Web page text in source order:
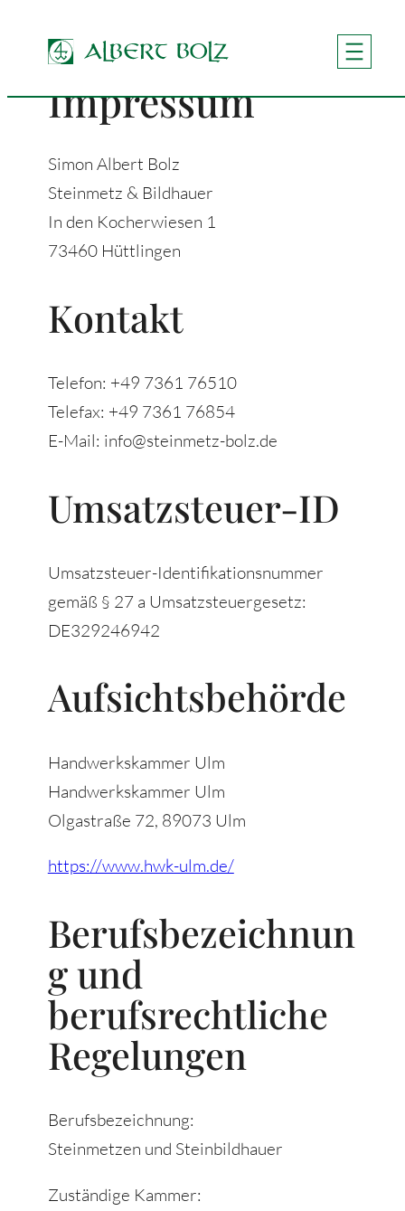
Inhalt
Impressum
Simon Albert Bolz
Steinmetz & Bildhauer
In den Kocherwiesen 1
73460 Hüttlingen
Kontakt
Telefon: +49 7361 76510
Telefax: +49 7361 76854
E-Mail: info@steinmetz-bolz.de
Umsatzsteuer-ID
Umsatzsteuer-Identifikationsnummer
gemäß § 27 a Umsatzsteuergesetz:
DE329246942
Aufsichtsbehörde
Handwerkskammer Ulm
Handwerkskammer Ulm
Olgastraße 72, 89073 Ulm
https://www.hwk-ulm.de/
Berufsbezeichnun
g und
berufsrechtliche
Regelungen
Berufsbezeichnung:
Steinmetzen und Steinbildhauer
Zuständige Kammer: